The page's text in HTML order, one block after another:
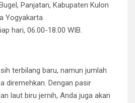
Panjatan, Kabupaten Kulon
Yogyakarta
hari, 06.00-18.00 WIB.
terbilang baru, namun jumlah
diremehkan. Dengan pasir
laut biru jernih, Anda juga akan